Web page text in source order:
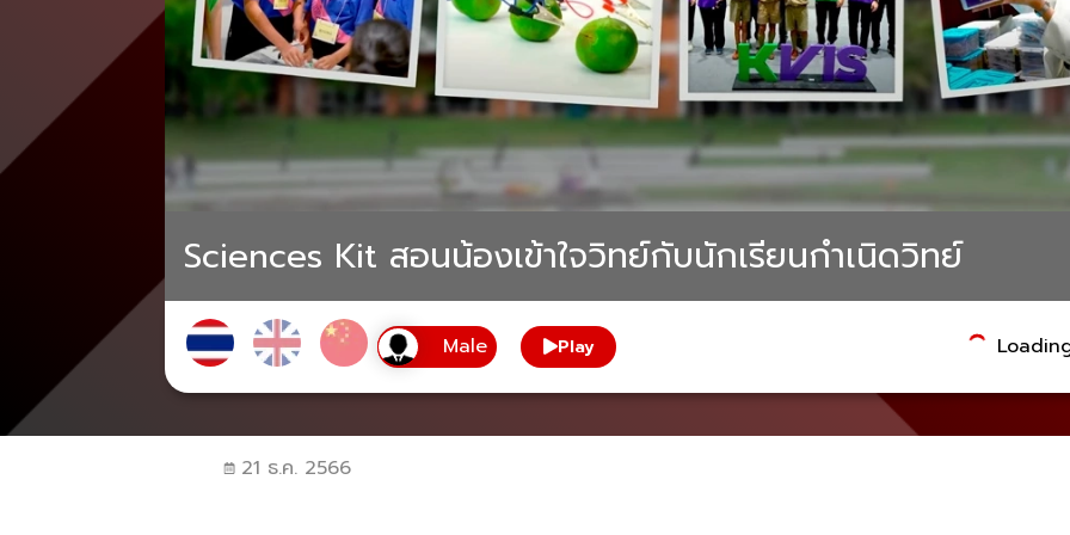
Sciences Kit สอนน้องเข้าใจวิทย์กับนักเรียนกำเนิดวิทย์
Play
21 ธ.ค. 2566